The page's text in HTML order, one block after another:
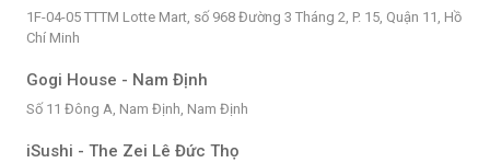
1F-04-05 TTTM Lotte Mart, số 968 Đường 3 Tháng 2, P. 15, Quận 11, Hồ
Chí Minh
Gogi House - Nam Định
Số 11 Đông A, Nam Định, Nam Định
iSushi - The Zei Lê Đức Thọ